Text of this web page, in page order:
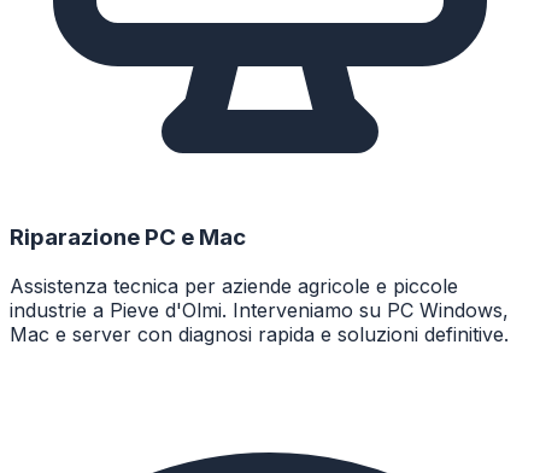
Riparazione PC e Mac
Assistenza tecnica per aziende agricole e piccole
industrie a Pieve d'Olmi. Interveniamo su PC Windows,
Mac e server con diagnosi rapida e soluzioni definitive.